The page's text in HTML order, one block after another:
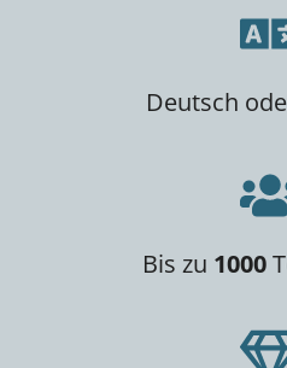
Deutsch
Bis zu 1000